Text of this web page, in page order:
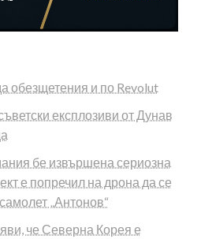
обезщетения и по Revolut
експлозиви от Дунав
бе извършена сериозна
е попречил на дрона да се
„Антонов“
че Северна Корея е